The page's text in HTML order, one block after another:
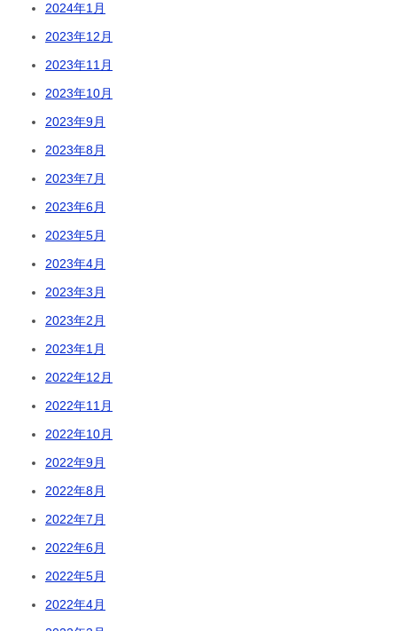
2024年1月
2023年12月
2023年11月
2023年10月
2023年9月
2023年8月
2023年7月
2023年6月
2023年5月
2023年4月
2023年3月
2023年2月
2023年1月
2022年12月
2022年11月
2022年10月
2022年9月
2022年8月
2022年7月
2022年6月
2022年5月
2022年4月